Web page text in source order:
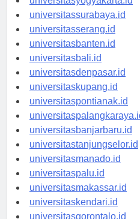
universitasyogyakarta.id
universitassurabaya.id
universitasserang.id
universitasbanten.id
universitasbali.id
universitasdenpasar.id
universitaskupang.id
universitaspontianak.id
universitaspalangkaraya.id
universitasbanjarbaru.id
universitastanjungselor.id
universitasmanado.id
universitaspalu.id
universitasmakassar.id
universitaskendari.id